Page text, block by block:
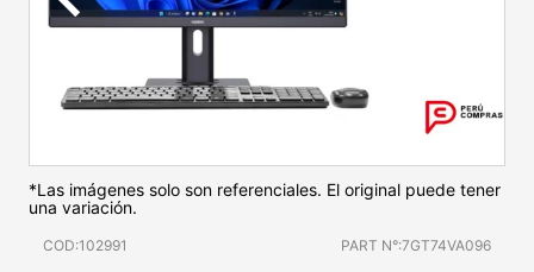
*Las imágenes solo son referenciales. El original puede tener
una variación.
COD:102991 PART N°:7GT74VA096